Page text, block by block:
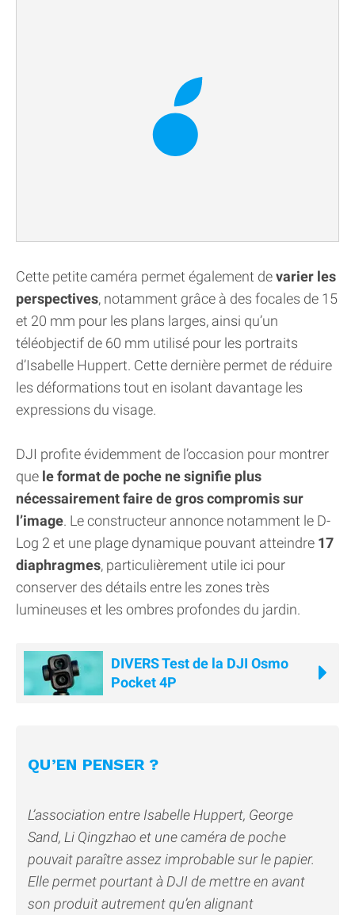
Cette petite caméra permet également devarier les
perspectives, notamment grâce à des focales de 15
et 20 mm pour les plans larges, ainsi qu’un
téléobjectif de 60 mm utilisé pour les portraits
d’Isabelle Huppert. Cette dernière permet de réduire
les déformations tout en isolant davantage les
expressions du visage.
DJI profite évidemment de l’occasion pour montrer
que le format de poche ne signifie plus
nécessairement faire de gros compromis sur
l’image. Le constructeur annonce notamment le D-
Log 2 et une plage dynamique pouvant atteindre 17
diaphragmes, particulièrement utile ici pour
conserver des détails entre les zones très
lumineuses et les ombres profondes du jardin.
DIVERS Test de la DJI Osmo
Pocket 4P
QU’EN PENSER ?
L’association entre Isabelle Huppert, George
Sand, Li Qingzhao et une caméra de poche
pouvait paraître assez improbable sur le papier.
Elle permet pourtant à DJI de mettre en avant
son produit autrement qu’en alignant